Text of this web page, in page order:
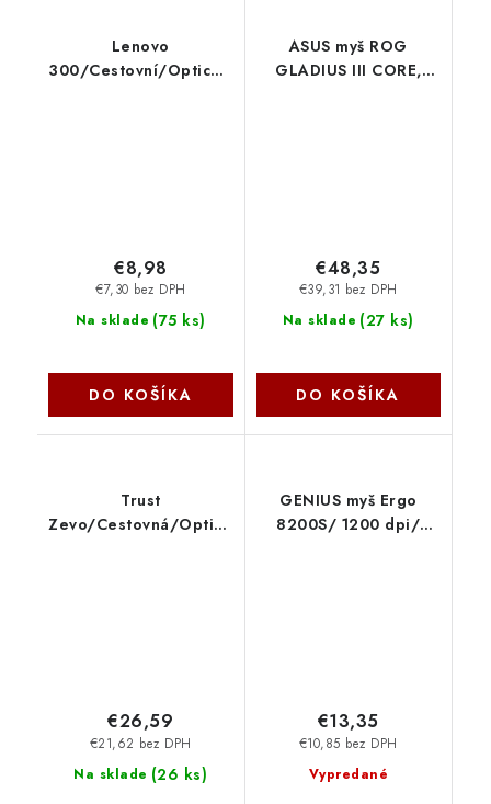
Lenovo
300/Cestovní/Optická/Bezdrátová
Na sklade (75 ks)
€7,30 bez DPH
€8,98
DO KOŠÍKA
ASUS myš ROG
GLADIUS III CORE,
Na sklade (27 ks)
€39,31 bez DPH
€48,35
DO KOŠÍKA
Trust
Zevo/Cestovná/Optická/Pre
Na sklade (26 ks)
€21,62 bez DPH
€26,59
GENIUS myš Ergo
8200S/ 1200 dpi/
Vypredané
€10,85 bez DPH
€13,35